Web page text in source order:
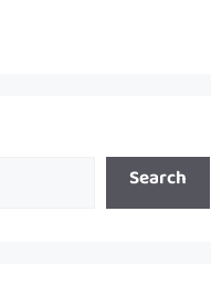
Search